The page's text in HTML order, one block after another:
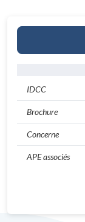
IDCC
Brochure
Concerne
APE associés